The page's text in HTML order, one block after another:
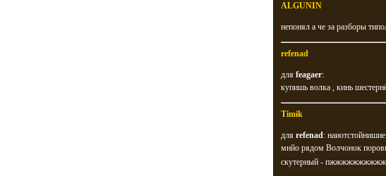
ALGUNIN
непонял а че за разборы
refenad
для feagaer:
купишь волка , кинь
Timik
для refenad:
мнйо рядом Волчонок
скутерный -